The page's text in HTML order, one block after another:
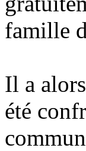
famille
Il a
été